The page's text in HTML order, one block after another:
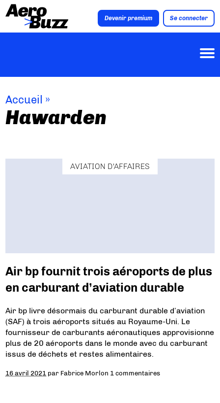
Devenir premium Se connecter
Accueil »
Hawarden
AVIATION D'AFFAIRES
Air bp fournit trois aéroports de plus
en carburant d’aviation durable
Air bp livre désormais du carburant durable d’aviation
(SAF) à trois aéroports situés au Royaume-Uni. Le
fournisseur de carburants aéronautiques approvisionne
plus de 20 aéroports dans le monde avec du carburant
issus de déchets et restes alimentaires.
16 avril 2021 par Fabrice Morlon 1 commentaires